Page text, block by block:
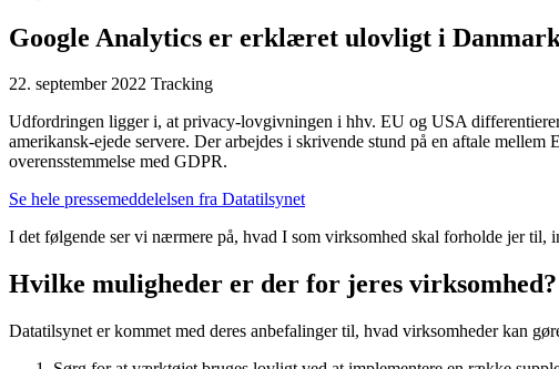
Insights
Google Analytics er erklæret ulovligt i Danmark
22. september 2022 Tracking
amerikansk-ejede servere. Der arbejdes i skrivende stund på en aftale
I det følgende ser vi nærmere på, hvad I som virksomhed skal forholde jer til,
Hvilke muligheder er der for jeres virksomhed?